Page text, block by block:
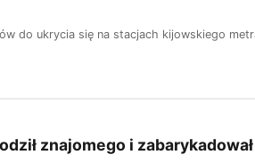
do ukrycia się na stacjach kijowskiego
znajomego i